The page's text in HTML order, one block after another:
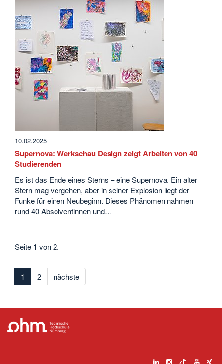
10.02.2025
Supernova: Werkschau Design zeigt Arbeiten von 40
Studierenden
Es ist das Ende eines Sterns – eine Supernova. Ein alter
Stern mag vergehen, aber in seiner Explosion liegt der
Funke für einen Neubeginn. Dieses Phänomen nahmen
rund 40 Absolventinnen und…
Seite 1 von 2.
1 2 nächste